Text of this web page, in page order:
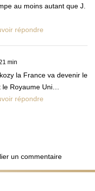
au moins autant que J.
répondre
min
la France va devenir le
Royaume Uni…
répondre
un commentaire